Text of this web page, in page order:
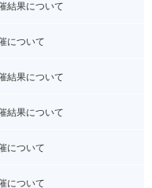
結果について
について
結果について
結果について
について
について